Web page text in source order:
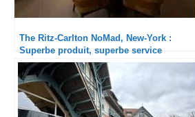
The Ritz-Carlton NoMad, New-York :
Superbe produit, superbe service